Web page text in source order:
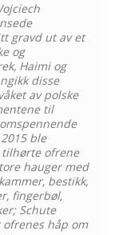
gravd ut av et
og
Haimi og
disse
av polske
til
ble
tilhørte ofrene
hauger med
bestikk,
fingerbøl,
Schute
håp om